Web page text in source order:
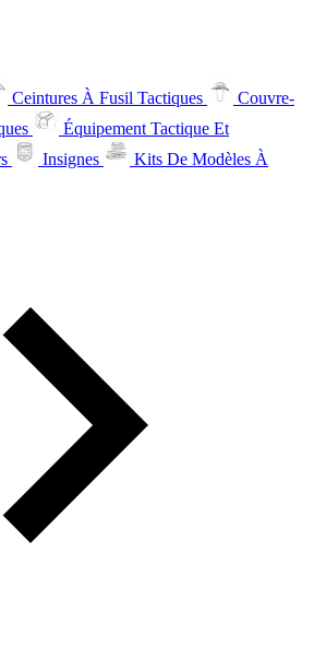
Ceintures À Fusil Tactiques
Couvre-
Équipement Tactique Et
Insignes
Kits De Modèles À